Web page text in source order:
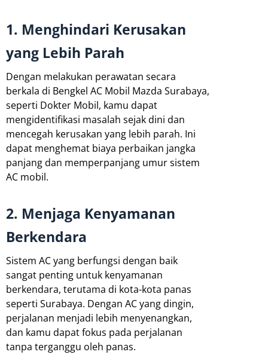
1. Menghindari Kerusakan
yang Lebih Parah
Dengan melakukan perawatan secara
berkala di Bengkel AC Mobil Mazda Surabaya,
seperti Dokter Mobil, kamu dapat
mengidentifikasi masalah sejak dini dan
mencegah kerusakan yang lebih parah. Ini
dapat menghemat biaya perbaikan jangka
panjang dan memperpanjang umur sistem
AC mobil.
2. Menjaga Kenyamanan
Berkendara
Sistem AC yang berfungsi dengan baik
sangat penting untuk kenyamanan
berkendara, terutama di kota-kota panas
seperti Surabaya. Dengan AC yang dingin,
perjalanan menjadi lebih menyenangkan,
dan kamu dapat fokus pada perjalanan
tanpa terganggu oleh panas.